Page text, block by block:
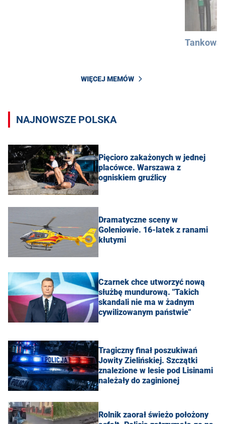
WIĘCEJ MEMÓW
NAJNOWSZE POLSKA
Pięcioro zakażonych w jednej
placówce. Warszawa z
ogniskiem gruźlicy
Dramatyczne sceny w
Goleniowie. 16-latek z ranami
kłutymi
Czarnek chce utworzyć nową
służbę mundurową. "Takich
skandali nie ma w żadnym
cywilizowanym państwie"
Tragiczny finał poszukiwań
Jowity Zielińskiej. Szczątki
znalezione w lesie pod Lisinami
należały do zaginionej
Rolnik zaorał świeżo położony